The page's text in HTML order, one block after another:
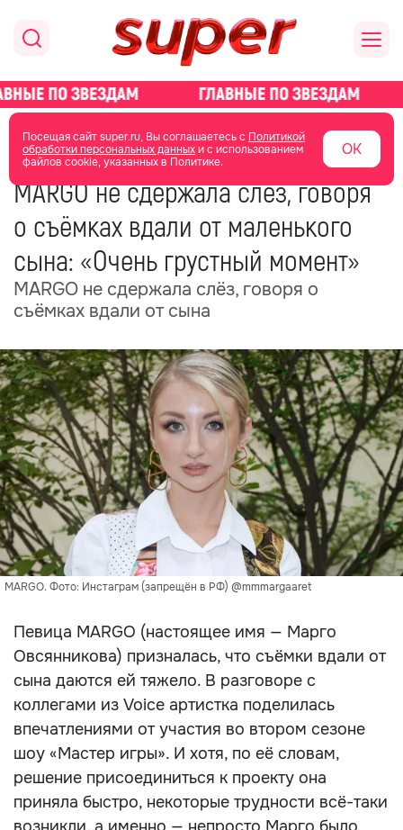
Посещая сайт super.ru, Вы соглашаетесь с Политикой
обработки персональных данныхи с использованием
файлов cookie, указанных в Политике.
ОК
главная новости о звездах новости
01 июля 07:35
MARGO не сдержала слёз, говоря
о съёмках вдали от маленького
сына: «Очень грустный момент»
MARGO не сдержала слёз, говоря о
съёмках вдали от сына
MARGO. Фото: Инстаграм (запрещён в РФ) @mmmargaaret
Певица MARGO (настоящее имя — Марго
Овсянникова) призналась, что съёмки вдали от
сына даются ей тяжело. В разговоре с
коллегами из Voice артистка поделилась
впечатлениями от участия во втором сезоне
шоу «Мастер игры». И хотя, по её словам,
решение присоединиться к проекту она
приняла быстро, некоторые трудности всё-таки